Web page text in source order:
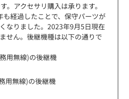
。アクセサリ購入は承ります。
も経過したことで、保守パーツが
なりました。2023年9月5日現在
せん。後継機種は以下の通りで
用無線)の後継機
用無線)の後継機